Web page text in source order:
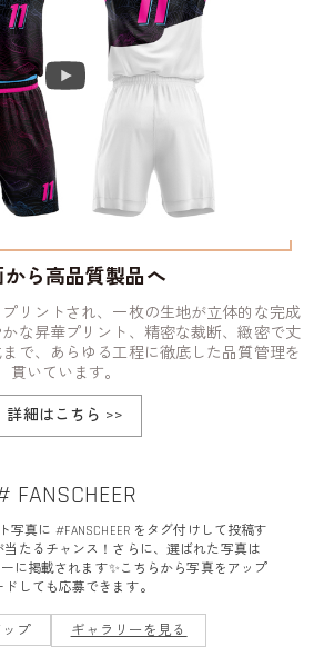
ら高品質製品へ
リントされ、一枚の生地が立体的な完成
な昇華プリント、精密な裁断、緻密で丈
で、あらゆる工程に徹底した品質管理を
貫いています。
詳細はこちら >>
FANSCHEER
写真に #FANSCHEER をタグ付けして投稿す
当たるチャンス！さらに、選ばれた写真は
に掲載されます✨こちらから写真をアップ
ドしても応募できます。
プ ギャラリーを見る